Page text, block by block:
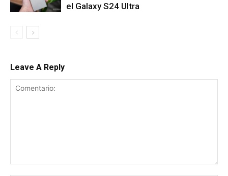
el Galaxy S24 Ultra
Leave A Reply